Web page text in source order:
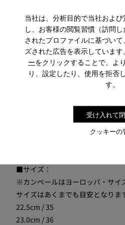
当社は、分析目的で当社およ
し、お客様の閲覧習慣（訪問
されたプロファイルに基づい
ズされた広告を表示しています
ーをクリックすることで、よ
り、設定したり、使用を拒否
す。
クッキーの
受け入れて
おすすめスタイル・ポイント：カ
通気性 グリップ力 テキスタイル
アッパー 人間工学 ナチュラル 自
ォート
で生じる多少のキズやシワ、色ム
ございます。着用には問題ござい
■サイズ：
※カンペールはヨーロッパ・サイ
サイズはあくまでも目安となりま
22.5cm / 35
23.0cm / 36